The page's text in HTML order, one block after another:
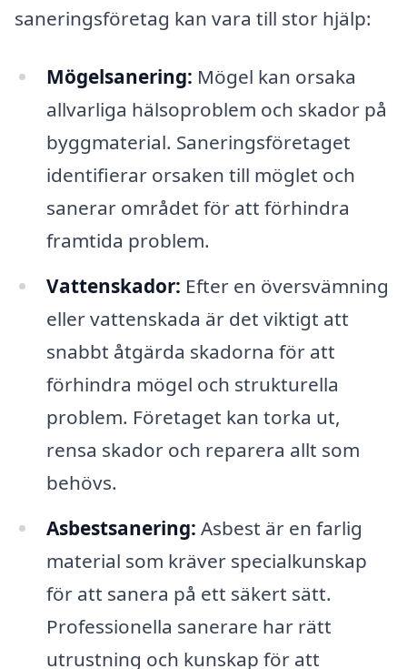
saneringsföretag kan vara till stor hjälp:
Mögelsanering: Mögel kan orsaka
allvarliga hälsoproblem och skador på
byggmaterial. Saneringsföretaget
identifierar orsaken till möglet och
sanerar området för att förhindra
framtida problem.
Vattenskador: Efter en översvämning
eller vattenskada är det viktigt att
snabbt åtgärda skadorna för att
förhindra mögel och strukturella
problem. Företaget kan torka ut,
rensa skador och reparera allt som
behövs.
Asbestsanering: Asbest är en farlig
material som kräver specialkunskap
för att sanera på ett säkert sätt.
Professionella sanerare har rätt
utrustning och kunskap för att